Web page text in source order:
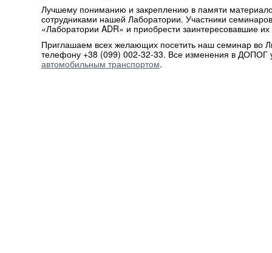
Лучшему пониманию и закреплению в памяти
сотрудниками нашей Лаборатории. Участники
«Лаборатории ADR» и приобрести заинтересовавшие
Приглашаем всех желающих посетить наш семинар во
телефону +38 (099) 002-32-33. Все изменения в ДОПОГ
автомобильным транспортом.